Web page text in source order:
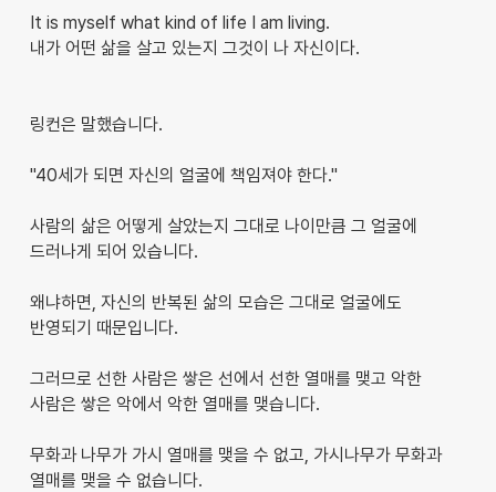
It is myself what kind of life I am living.
내가 어떤 삶을 살고 있는지 그것이 나 자신이다.
링컨은 말했습니다.
"40세가 되면 자신의 얼굴에 책임져야 한다."
사람의 삶은 어떻게 살았는지 그대로 나이만큼 그 얼굴에
드러나게 되어 있습니다.
왜냐하면, 자신의 반복된 삶의 모습은 그대로 얼굴에도
반영되기 때문입니다.
그러므로 선한 사람은 쌓은 선에서 선한 열매를 맺고 악한
사람은 쌓은 악에서 악한 열매를 맺습니다.
무화과 나무가 가시 열매를 맺을 수 없고, 가시나무가 무화과
열매를 맺을 수 없습니다.